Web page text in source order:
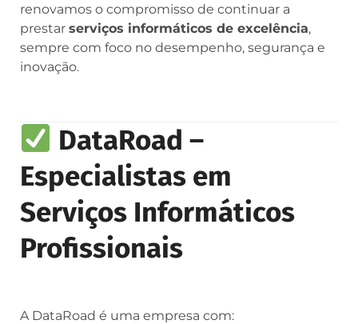
renovamos o compromisso de continuar a
prestar serviços informáticos de excelência,
sempre com foco no desempenho, segurança e
inovação.
DataRoad –
Especialistas em
Serviços Informáticos
Profissionais
A DataRoad é uma empresa com: